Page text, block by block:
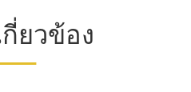
ยวข้อง